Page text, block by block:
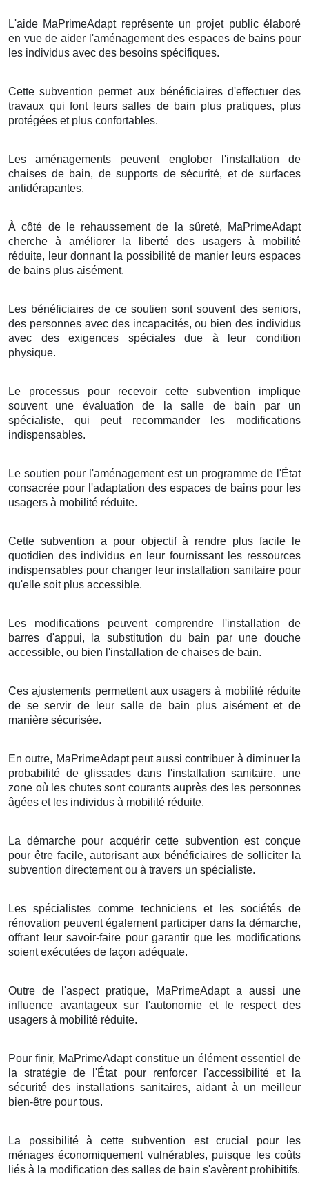
L'aide MaPrimeAdapt représente un projet public élaboré
en vue de aider l'aménagement des espaces de bains pour
les individus avec des besoins spécifiques.
Cette subvention permet aux bénéficiaires d'effectuer des
travaux qui font leurs salles de bain plus pratiques, plus
protégées et plus confortables.
Les aménagements peuvent englober l'installation de
chaises de bain, de supports de sécurité, et de surfaces
antidérapantes.
À côté de le rehaussement de la sûreté, MaPrimeAdapt
cherche à améliorer la liberté des usagers à mobilité
réduite, leur donnant la possibilité de manier leurs espaces
de bains plus aisément.
Les bénéficiaires de ce soutien sont souvent des seniors,
des personnes avec des incapacités, ou bien des individus
avec des exigences spéciales due à leur condition
physique.
Le processus pour recevoir cette subvention implique
souvent une évaluation de la salle de bain par un
spécialiste, qui peut recommander les modifications
indispensables.
Le soutien pour l'aménagement est un programme de l'État
consacrée pour l'adaptation des espaces de bains pour les
usagers à mobilité réduite.
Cette subvention a pour objectif à rendre plus facile le
quotidien des individus en leur fournissant les ressources
indispensables pour changer leur installation sanitaire pour
qu'elle soit plus accessible.
Les modifications peuvent comprendre l'installation de
barres d'appui, la substitution du bain par une douche
accessible, ou bien l'installation de chaises de bain.
Ces ajustements permettent aux usagers à mobilité réduite
de se servir de leur salle de bain plus aisément et de
manière sécurisée.
En outre, MaPrimeAdapt peut aussi contribuer à diminuer la
probabilité de glissades dans l'installation sanitaire, une
zone où les chutes sont courants auprès des les personnes
âgées et les individus à mobilité réduite.
La démarche pour acquérir cette subvention est conçue
pour être facile, autorisant aux bénéficiaires de solliciter la
subvention directement ou à travers un spécialiste.
Les spécialistes comme techniciens et les sociétés de
rénovation peuvent également participer dans la démarche,
offrant leur savoir-faire pour garantir que les modifications
soient exécutées de façon adéquate.
Outre de l'aspect pratique, MaPrimeAdapt a aussi une
influence avantageux sur l'autonomie et le respect des
usagers à mobilité réduite.
Pour finir, MaPrimeAdapt constitue un élément essentiel de
la stratégie de l'État pour renforcer l'accessibilité et la
sécurité des installations sanitaires, aidant à un meilleur
bien-être pour tous.
La possibilité à cette subvention est crucial pour les
ménages économiquement vulnérables, puisque les coûts
liés à la modification des salles de bain s'avèrent prohibitifs.